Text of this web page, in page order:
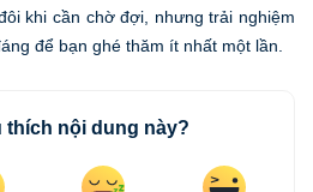
khi cần chờ đợi, nhưng trải nghiệm
để bạn ghé thăm ít nhất một lần.
thích nội dung này?